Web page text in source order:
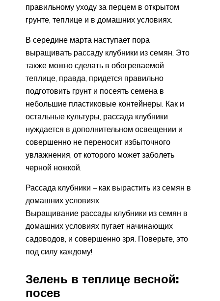
правильному уходу за перцем в открытом
грунте, теплице и в домашних условиях.
В середине марта наступает пора
выращивать рассаду клубники из семян. Это
также можно сделать в обогреваемой
теплице, правда, придется правильно
подготовить грунт и посеять семена в
небольшие пластиковые контейнеры. Как и
остальные культуры, рассада клубники
нуждается в дополнительном освещении и
совершенно не переносит избыточного
увлажнения, от которого может заболеть
черной ножкой.
Рассада клубники – как вырастить из семян в
домашних условиях
Выращивание рассады клубники из семян в
домашних условиях пугает начинающих
садоводов, и совершенно зря. Поверьте, это
под силу каждому!
Зелень в теплице весной:
посев